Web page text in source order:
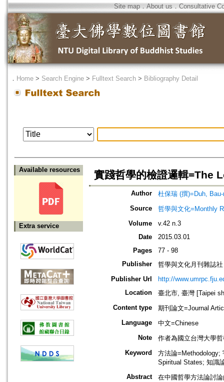
Site map．About us ． Consultative
． Home > Search Engine > Fulltext Search > Bibliography Detail
Available resources
Extra service
實踐哲學的檢證邏輯
Author
杜保瑞 (撰)=Duh,
Source
哲學與文化=Monthly
Volume
v.42 n.3
Date
2015.03.01
Pages
77 - 98
Publisher
哲學與文化月刊雜誌社
Publisher Url
http://
Location
臺北市, 臺灣 [Taipei
Content type
期刊論文=Journal
Language
中文=Chinese
Note
作者為國立台灣大學
Keyword
方法論=Methodology;
Spiritual States; 知識
Abstract
在中國哲學方法論討